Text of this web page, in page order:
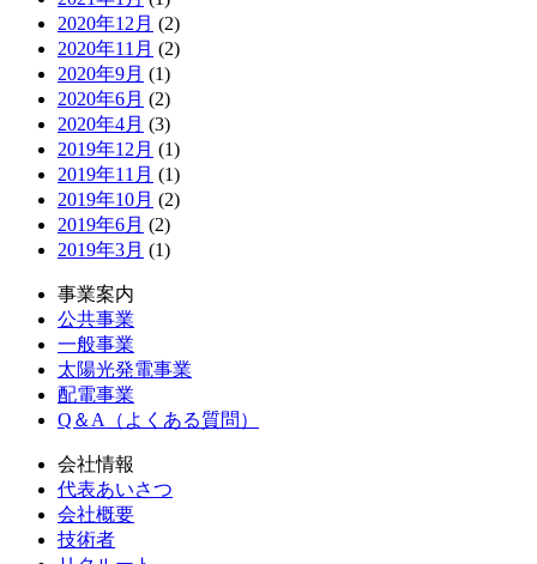
2020年12月 (2)
2020年11月 (2)
2020年9月 (1)
2020年6月 (2)
2020年4月 (3)
2019年12月 (1)
2019年11月 (1)
2019年10月 (2)
2019年6月 (2)
2019年3月 (1)
事業案内
公共事業
一般事業
太陽光発電事業
配電事業
Q＆A（よくある質問）
会社情報
代表あいさつ
会社概要
技術者